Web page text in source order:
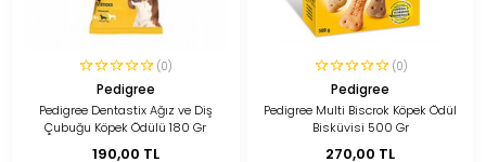
(0)
Pedigree
Pedigree Dentastix Ağız ve Diş
Çubuğu Köpek Ödülü 180 Gr
190,00 TL
(0)
Pedigree
Pedigree Multi Biscrok Köpek Ödül
Bisküvisi 500 Gr
270,00 TL